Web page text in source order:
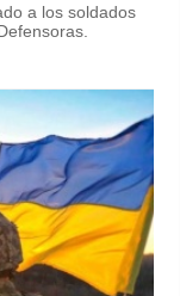
a los soldados